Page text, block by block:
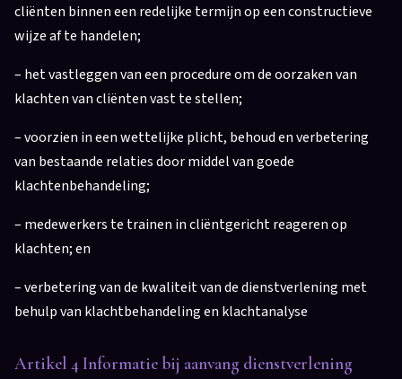
cliënten binnen een redelijke termijn op een constructieve
wijze af te handelen;
– het vastleggen van een procedure om de oorzaken van
klachten van cliënten vast te stellen;
– voorzien in een wettelijke plicht, behoud en verbetering
van bestaande relaties door middel van goede
klachtenbehandeling;
– medewerkers te trainen in cliëntgericht reageren op
klachten; en
– verbetering van de kwaliteit van de dienstverlening met
behulp van klachtbehandeling en klachtanalyse
Artikel 4 Informatie bij aanvang dienstverlening